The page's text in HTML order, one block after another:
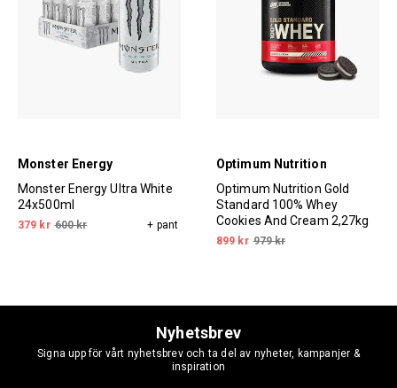
Monster Energy
Monster Energy Ultra White
24x500ml
379 kr 600 kr + pant
Optimum Nutrition
Optimum Nutrition Gold
Standard 100% Whey
Cookies And Cream 2,27kg
899 kr 979 kr
Nyhetsbrev
Signa upp för vårt nyhetsbrev och ta del av nyheter, kampanjer &
inspiration